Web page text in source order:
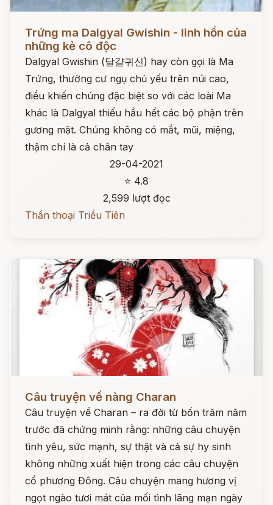
Trứng ma Dalgyal Gwishin - linh hồn của
những kẻ cô độc
Dalgyal Gwishin (달걀귀신) hay còn gọi là Ma
Trứng, thường cư ngụ chủ yếu trên núi cao,
điều khiến chúng đặc biệt so với các loài Ma
khác là Dalgyal thiếu hầu hết các bộ phận trên
gương mặt. Chúng không có mắt, mũi, miệng,
thậm chí là cả chân tay
29-04-2021
⭐ 4.8
2,599 lượt đọc
Thần thoại Triều Tiên
Câu truyện về nàng Charan
Câu truyện về Charan – ra đời từ bốn trăm năm
trước đã chứng minh rằng: những câu chuyện
tình yêu, sức mạnh, sự thật và cả sự hy sinh
không những xuất hiện trong các câu chuyện
cổ phương Đông. Câu chuyện mang hương vị
ngọt ngào tươi mát của mối tình lãng mạn ngày